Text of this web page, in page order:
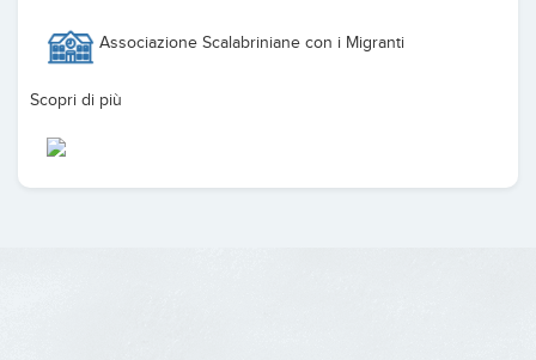
Associazione Scalabriniane con i Migranti
Scopri di più